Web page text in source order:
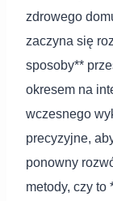
zdrowego
zaczyna się
sposoby**
okresem na
wczesnego
precyzyjne,
ponowny
metody, czy to